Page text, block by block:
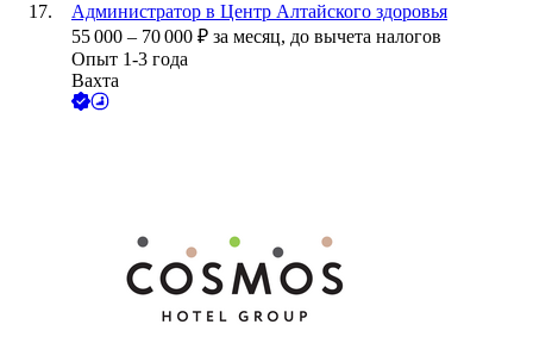
Администратор в Центр Алтайского здоровья
55 000 – 70 000 ₽ за месяц, до вычета налогов
Опыт 1-3 года
Вахта